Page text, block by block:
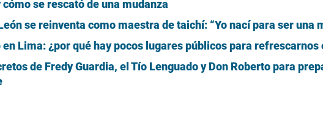
cómo se rescató de una mudanza
se reinventa como maestra de taichí: “Yo nací para ser una
en Lima: ¿por qué hay pocos lugares públicos para refrescarnos
de Fredy Guardia, el Tío Lenguado y Don Roberto para